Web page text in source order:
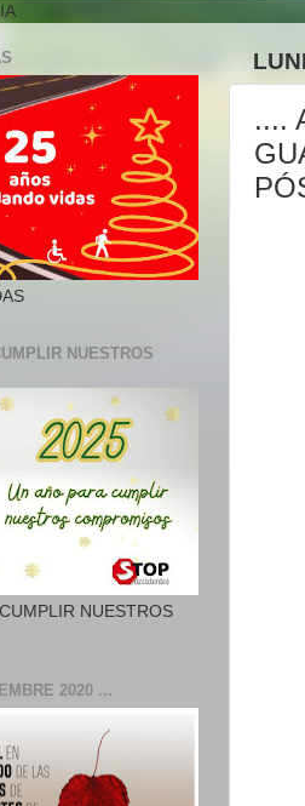
....
NUESTROS
NUESTROS
2020 ...